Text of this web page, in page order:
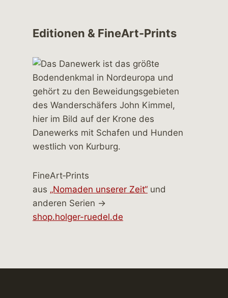
Editionen & FineArt-Prints
FineArt‑Prints
aus „Nomaden unserer Zeit“ und
anderen Serien →
shop.holger-ruedel.de